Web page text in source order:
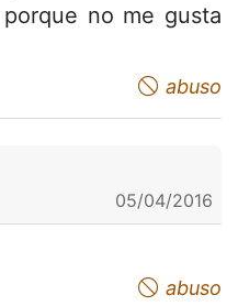
no me gusta
abuso
05/04/2016
abuso